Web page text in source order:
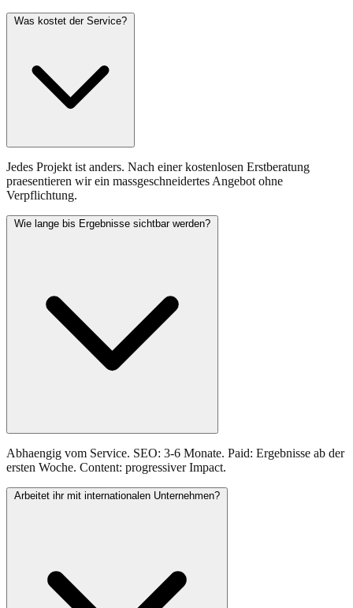
Was kostet der Service?
Jedes Projekt ist anders. Nach einer kostenlosen Erstberatung
praesentieren wir ein massgeschneidertes Angebot ohne
Verpflichtung.
Wie lange bis Ergebnisse sichtbar werden?
Abhaengig vom Service. SEO: 3-6 Monate. Paid: Ergebnisse ab der
ersten Woche. Content: progressiver Impact.
Arbeitet ihr mit internationalen Unternehmen?